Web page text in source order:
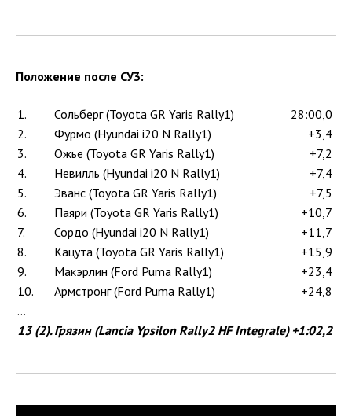
Положение после СУ3:
1. Сольберг (Toyota GR Yaris Rally1)
28:00,0
2.
Фурмо (Hyundai i20 N Rally1)
+3,4
3.
Ожье (Toyota GR Yaris Rally1)
+7,2
4.
Невилль (Hyundai i20 N Rally1)
+7,4
5.
Эванс (Toyota GR Yaris Rally1)
+7,5
6.
Паяри (Toyota GR Yaris Rally1)
+10,7
7.
Сордо (Hyundai i20 N Rally1)
+11,7
8.
Кацута (Toyota GR Yaris Rally1)
+15,9
9.
Макэрлин (Ford Puma Rally1)
+23,4
10.
Армстронг (Ford Puma Rally1)
+24,8
...
13 (2).Грязин (Lancia Ypsilon Rally2 HF Integrale) +1:02,2